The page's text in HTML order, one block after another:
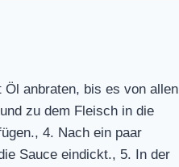
anbraten, bis es von allen
zu dem Fleisch in die
4. Nach ein paar
Sauce eindickt., 5. In der